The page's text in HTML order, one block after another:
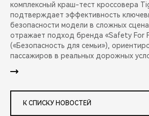
комплексный краш-тест кроссовера
подтверждает эффективность
безопасности модели в сложных
отражает подход бренда «Safety For
(«Безопасность для семьи»),
пассажиров в реальных дорожных
К СПИСКУ НОВОСТЕЙ